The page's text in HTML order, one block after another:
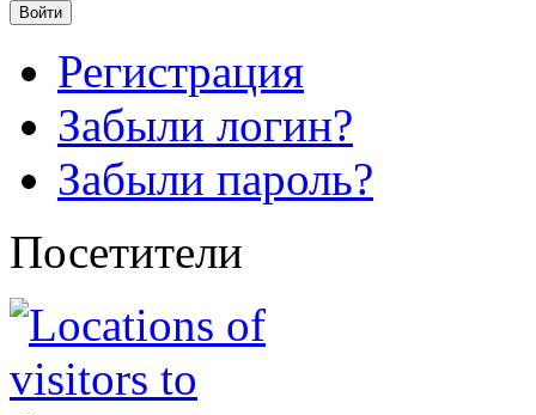
Войти
Регистрация
Забыли логин?
Забыли пароль?
Посетители